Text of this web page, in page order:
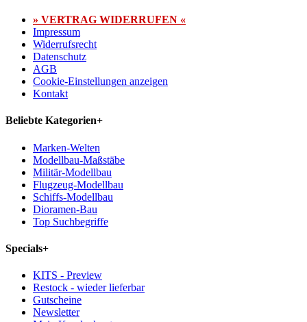
» VERTRAG WIDERRUFEN «
Impressum
Widerrufsrecht
Datenschutz
AGB
Cookie-Einstellungen anzeigen
Kontakt
Beliebte Kategorien+
Marken-Welten
Modellbau-Maßstäbe
Militär-Modellbau
Flugzeug-Modellbau
Schiffs-Modellbau
Dioramen-Bau
Top Suchbegriffe
Specials+
KITS - Preview
Restock - wieder lieferbar
Gutscheine
Newsletter